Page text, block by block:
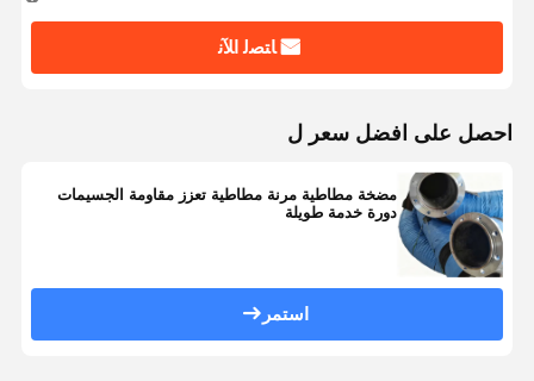
ﺎﺘﺼﻟ ﺍﻶﻧ
احصل على افضل سعر ل
مضخة مطاطية مرنة مطاطية تعزز مقاومة الجسيمات
دورة خدمة طويلة
استمر